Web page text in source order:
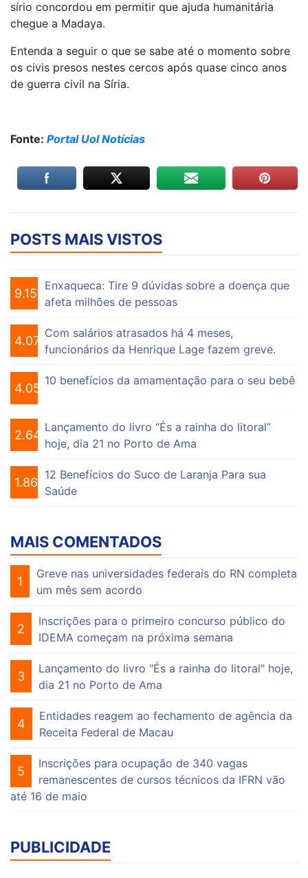
sírio concordou em permitir que ajuda humanitária
chegue a Madaya.
Entenda a seguir o que se sabe até o momento sobre
os civis presos nestes cercos após quase cinco anos
de guerra civil na Síria.
Fonte: Portal Uol Notícias
POSTS MAIS VISTOS
9.155
Enxaqueca: Tire 9 dúvidas sobre a doença que
afeta milhões de pessoas
4.075
Com salários atrasados há 4 meses,
funcionários da Henrique Lage fazem greve.
4.055
10 benefícios da amamentação para o seu bebê
2.649
Lançamento do livro “És a rainha do litoral”
hoje, dia 21 no Porto de Ama
1.863
12 Benefícios do Suco de Laranja Para sua
Saúde
MAIS COMENTADOS
1
Greve nas universidades federais do RN completa
um mês sem acordo
2
Inscrições para o primeiro concurso público do
IDEMA começam na próxima semana
3
Lançamento do livro "És a rainha do litoral" hoje,
dia 21 no Porto de Ama
4
Entidades reagem ao fechamento de agência da
Receita Federal de Macau
5
Inscrições para ocupação de 340 vagas
remanescentes de cursos técnicos da IFRN vão
até 16 de maio
PUBLICIDADE